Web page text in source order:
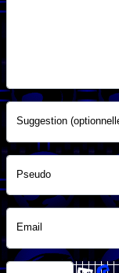
Suggestion
Pseudo
Email